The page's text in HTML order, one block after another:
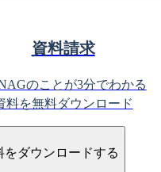
資料請求
のことが3分でわかる
料を無料ダウンロード
をダウンロードする